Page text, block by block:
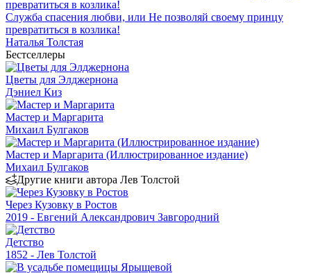
Служба спасения любви, или Не позволяй своему принцу
превратиться в козлика!
Наталья Толстая
Бестселлеры
Цветы для Элджернона
Дэниел Киз
Мастер и Маргарита
Михаил Булгаков
Мастер и Маргарита (Иллюстрированное издание)
Михаил Булгаков
Другие книги автора Лев Толстой
Через Кузовку в Ростов
2019 - Евгений Александрович Завгородний
Детство
1852 - Лев Толстой